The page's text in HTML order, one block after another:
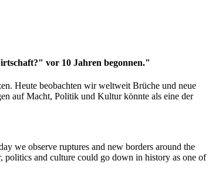
vor 10 Jahren begonnen."
Heute beobachten wir weltweit Brüche und neue
auf Macht, Politik und Kultur könnte als eine der
we observe ruptures and new borders around the
politics and culture could go down in history as one of